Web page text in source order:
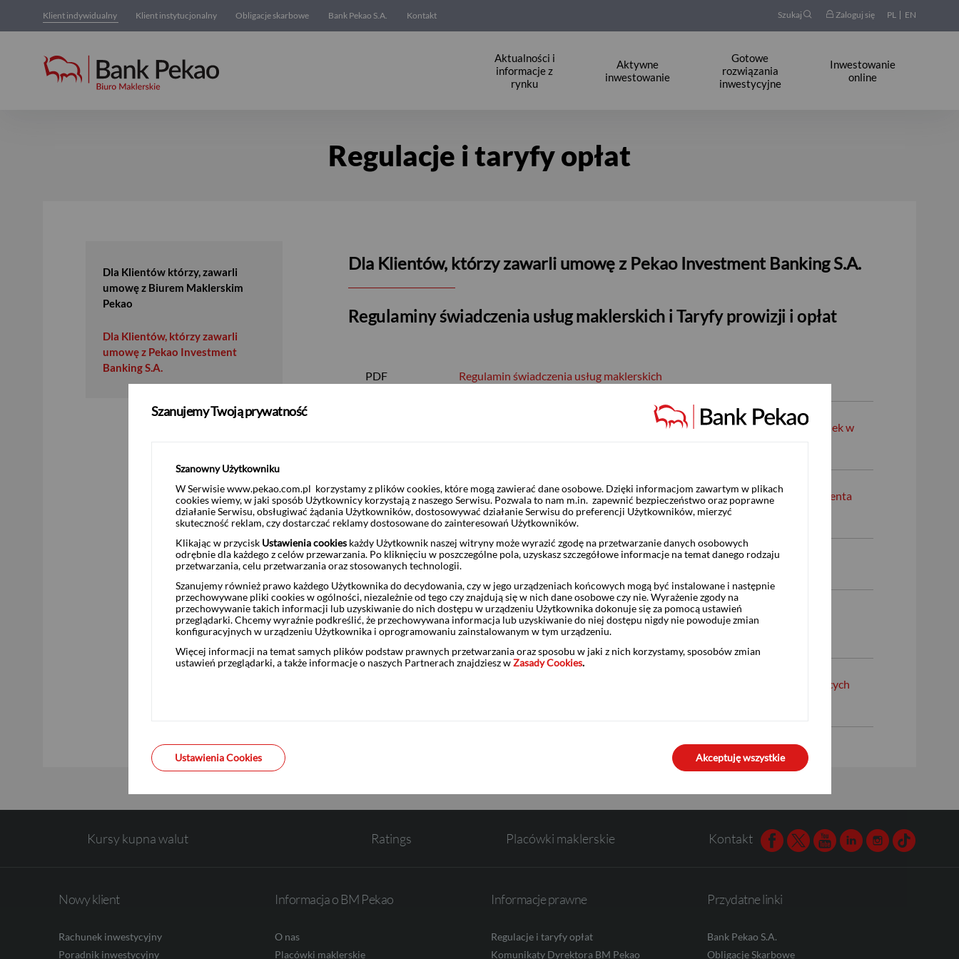
Klient indywidualny Klient instytucjonalny Obligacje skarbowe Bank Pekao S.A. Kontakt Szukaj Zaloguj się PL EN
Aktualności i
informacje z
rynku
Aktywne
inwestowanie
Gotowe
rozwiązania
inwestycyjne
Inwestowanie
online
Regulacje i taryfy opłat
Dla Klientów którzy, zawarli
umowę z Biurem Maklerskim
Pekao
Dla Klientów, którzy zawarli
umowę z Pekao Investment
Banking S.A.
Dla Klientów, którzy zawarli umowę z Pekao Investment Banking S.A.
Regulaminy świadczenia usług maklerskich i Taryfy prowizji i opłat
PDF Regulamin świadczenia usług maklerskich
Regulamin świadczenia usług maklerskich dla klientów posiadających rachunek w
PDF
Polityka wykonywania zleceń oraz działania w najlepiej pojętym interesie Klienta
w Pekao Investment Banking S.A.
PDF Regulamin świadczenia usług w zakresie sporządzania analiz
PDF
Tabela Opłat i Prowizji - do stosowania w odniesieniu do klientów, którzy
otworzyli rachunek w Pekao Investment Banking S.A.
Tabela Opłat i Prowizji - do stosowania w odniesieniu do klientów posiadających
Kursy kupna walut
USD
Ratings Placówki maklerskie Kontakt Facebook
TwitterYoutubeLinkedinInstagram
TikTok
Nowy klient
Rachunek inwestycyjny
Poradnik inwestycyjny
Informacja o BM Pekao
O nas
Placówki maklerskie
Informacje prawne
Regulacje i taryfy opłat
Komunikaty Dyrektora BM Pekao
Przydatne linki
Bank Pekao S.A.
Obligacje Skarbowe
Szanujemy Twoją prywatność
Szanowny Użytkowniku
W Serwisie www.pekao.com.pl korzystamy z plików cookies, które mogą zawierać dane osobowe. Dzięki informacjom zawartym w plikach
cookies wiemy, w jaki sposób Użytkownicy korzystają z naszego Serwisu. Pozwala to nam m.in. zapewnić bezpieczeństwo oraz poprawne
działanie Serwisu, obsługiwać żądania Użytkowników, dostosowywać działanie Serwisu do preferencji Użytkowników, mierzyć
skuteczność reklam, czy dostarczać reklamy dostosowane do zainteresowań Użytkowników.
Klikając w przycisk Ustawienia cookies każdy Użytkownik naszej witryny może wyrazić zgodę na przetwarzanie danych osobowych
odrębnie dla każdego z celów przewarzania. Po kliknięciu w poszczególne pola, uzyskasz szczegółowe informacje na temat danego rodzaju
przetwarzania, celu przetwarzania oraz stosowanych technologii.
Szanujemy również prawo każdego Użytkownika do decydowania, czy w jego urządzeniach końcowych mogą być instalowane i następnie
przechowywane pliki cookies w ogólności, niezależnie od tego czy znajdują się w nich dane osobowe czy nie. Wyrażenie zgody na
przechowywanie takich informacji lub uzyskiwanie do nich dostępu w urządzeniu Użytkownika dokonuje się za pomocą ustawień
przeglądarki. Chcemy wyraźnie podkreślić, że przechowywana informacja lub uzyskiwanie do niej dostępu nigdy nie powoduje zmian
konfiguracyjnych w urządzeniu Użytkownika i oprogramowaniu zainstalowanym w tym urządzeniu.
Więcej informacji na temat samych plików podstaw prawnych przetwarzania oraz sposobu w jaki z nich korzystamy, sposobów zmian
ustawień przeglądarki, a także informacje o naszych Partnerach znajdziesz wZasady Cookies.
Ustawienia Cookies Akceptuję wszystkie